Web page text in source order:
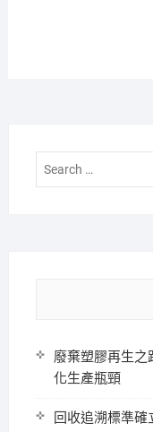
廢棄塑膠再生之
化生產瓶頸
回收追溯標準